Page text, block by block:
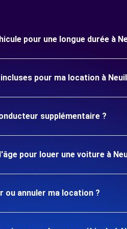
pour une longue durée à
pour ma location à
supplémentaire ?
pour louer une voiture à
ou annuler ma location ?